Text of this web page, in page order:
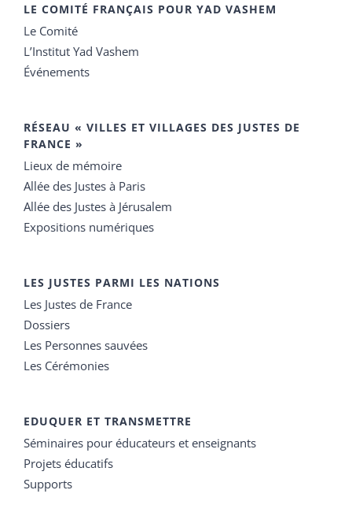
LE COMITÉ FRANÇAIS POUR YAD VASHEM
Le Comité
L’Institut Yad Vashem
Événements
RÉSEAU « VILLES ET VILLAGES DES JUSTES DE
FRANCE »
Lieux de mémoire
Allée des Justes à Paris
Allée des Justes à Jérusalem
Expositions numériques
LES JUSTES PARMI LES NATIONS
Les Justes de France
Dossiers
Les Personnes sauvées
Les Cérémonies
EDUQUER ET TRANSMETTRE
Séminaires pour éducateurs et enseignants
Projets éducatifs
Supports